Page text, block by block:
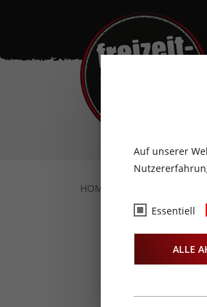
HOME
Auf unserer
Essentiell
ALLE